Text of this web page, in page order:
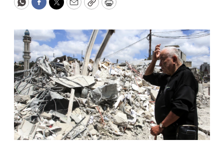
WhatsApp
Facebook
Twitter
EmailCopyPrint